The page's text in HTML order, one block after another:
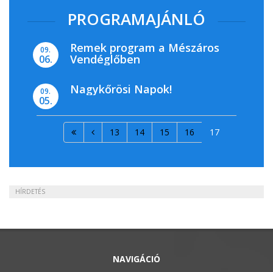
PROGRAMAJÁNLÓ
09.
06.
Remek program a Mészáros
Vendéglőben
09.
05.
Nagykőrösi Napok!
13 14 15 16 17
HÍRDETÉS
NAVIGÁCIÓ